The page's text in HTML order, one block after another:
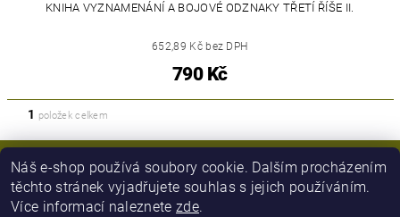
KNIHA VYZNAMENÁNÍ A BOJOVÉ ODZNAKY TŘETÍ ŘÍŠE II.
652,89 Kč bez DPH
790 Kč
1 položek celkem
Náš e-shop používá soubory cookie. Dalším procházením
těchto stránek vyjadřujete souhlas s jejich používáním.
Více informací naleznetezde.